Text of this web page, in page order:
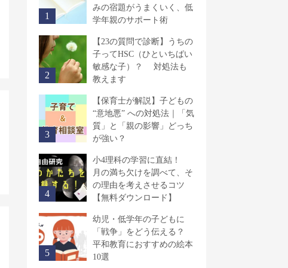
みの宿題がうまくいく、低
学年親のサポート術
【23の質問で診断】うちの
子ってHSC（ひといちばい
敏感な子）？ 対処法も
教えます
【保育士が解説】子どもの
“意地悪” への対処法｜「気
質」と「親の影響」どっち
が強い？
小4理科の学習に直結！
月の満ち欠けを調べて、そ
の理由を考えさせるコツ
【無料ダウンロード】
幼児・低学年の子どもに
「戦争」をどう伝える？
平和教育におすすめの絵本
10選